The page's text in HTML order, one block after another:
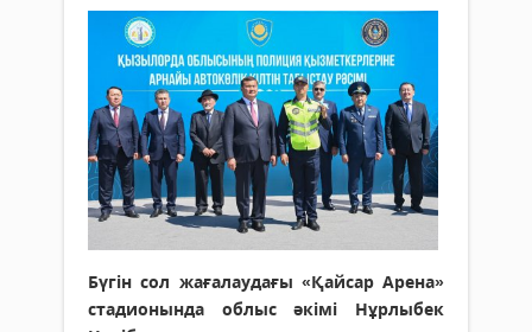
Бүгін сол жағалаудағы «Қайсар Арена»
стадионында облыс әкімі Нұрлыбек